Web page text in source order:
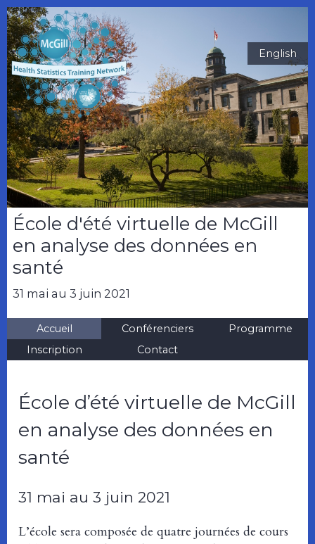
École d'été virtuelle de McGill
en analyse des données en
santé
31 mai au 3 juin 2021
English
Accueil Conférenciers
Programme
Inscription
Contact
École d’été virtuelle de McGill
en analyse des données en
santé
31 mai au 3 juin 2021
L’école sera composée de quatre journées de cours